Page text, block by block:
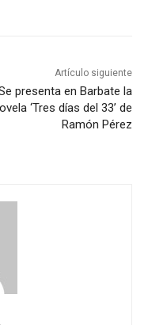
Artículo siguiente
presenta en Barbate la
‘Tres días del 33’ de
Ramón Pérez